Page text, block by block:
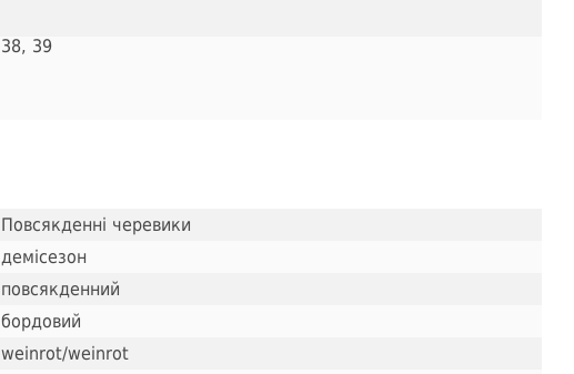
38, 39
Повсякденні черевики
демісезон
повсякденний
бордовий
weinrot/weinrot